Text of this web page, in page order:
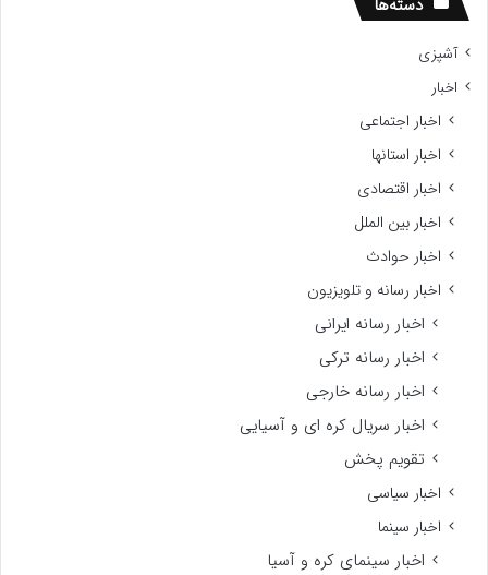
آشپزی
اخبار
اخبار اجتماعی
اخبار استانها
اخبار اقتصادی
اخبار بین الملل
اخبار حوادث
اخبار رسانه و تلویزیون
اخبار رسانه ایرانی
اخبار رسانه ترکی
اخبار رسانه خارجی
اخبار سریال کره ای و آسیایی
تقویم پخش
اخبار سیاسی
اخبار سینما
اخبار سینمای کره و آسیا